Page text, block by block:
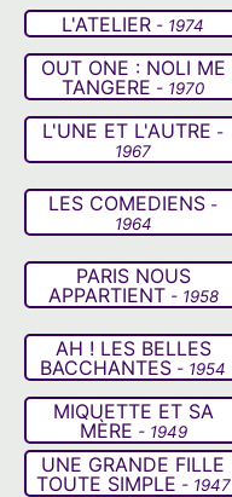
L'ATELIER - 1974
OUT ONE : NOLI ME
TANGERE - 1970
L'UNE ET L'AUTRE -
1967
LES COMEDIENS -
1964
PARIS NOUS
APPARTIENT- 1958
AH ! LES BELLES
BACCHANTES - 1954
MIQUETTE ET SA
MÈRE - 1949
UNE GRANDE FILLE
TOUTE SIMPLE - 1947